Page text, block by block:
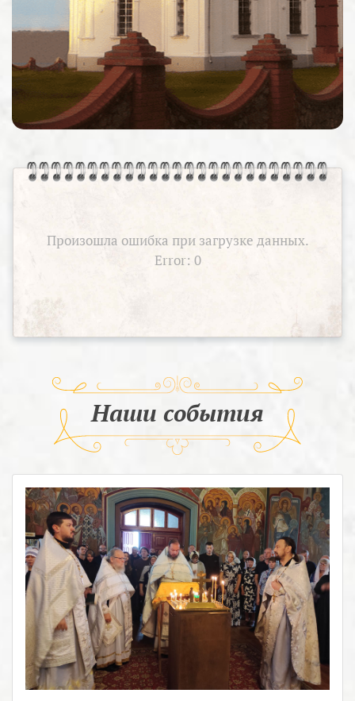
Произошла ошибка при загрузке данных.
Error: 0
Наши события